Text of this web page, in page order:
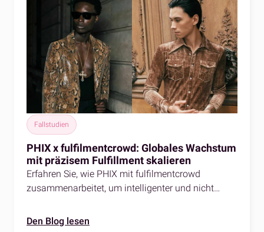
Fallstudien
PHIX x fulfilmentcrowd: Globales Wachstum
mit präzisem Fulfillment skalieren
Erfahren Sie, wie PHIX mit fulfilmentcrowd
zusammenarbeitet, um intelligenter und nicht
Erfolgsgeschichte, wie das Unternehmen zu einer
Den Blog lesen